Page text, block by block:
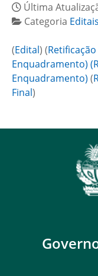
Última
Categoria Editais
(Edital) (Retificação
Enquadramento)
Enquadramento) (
Final)